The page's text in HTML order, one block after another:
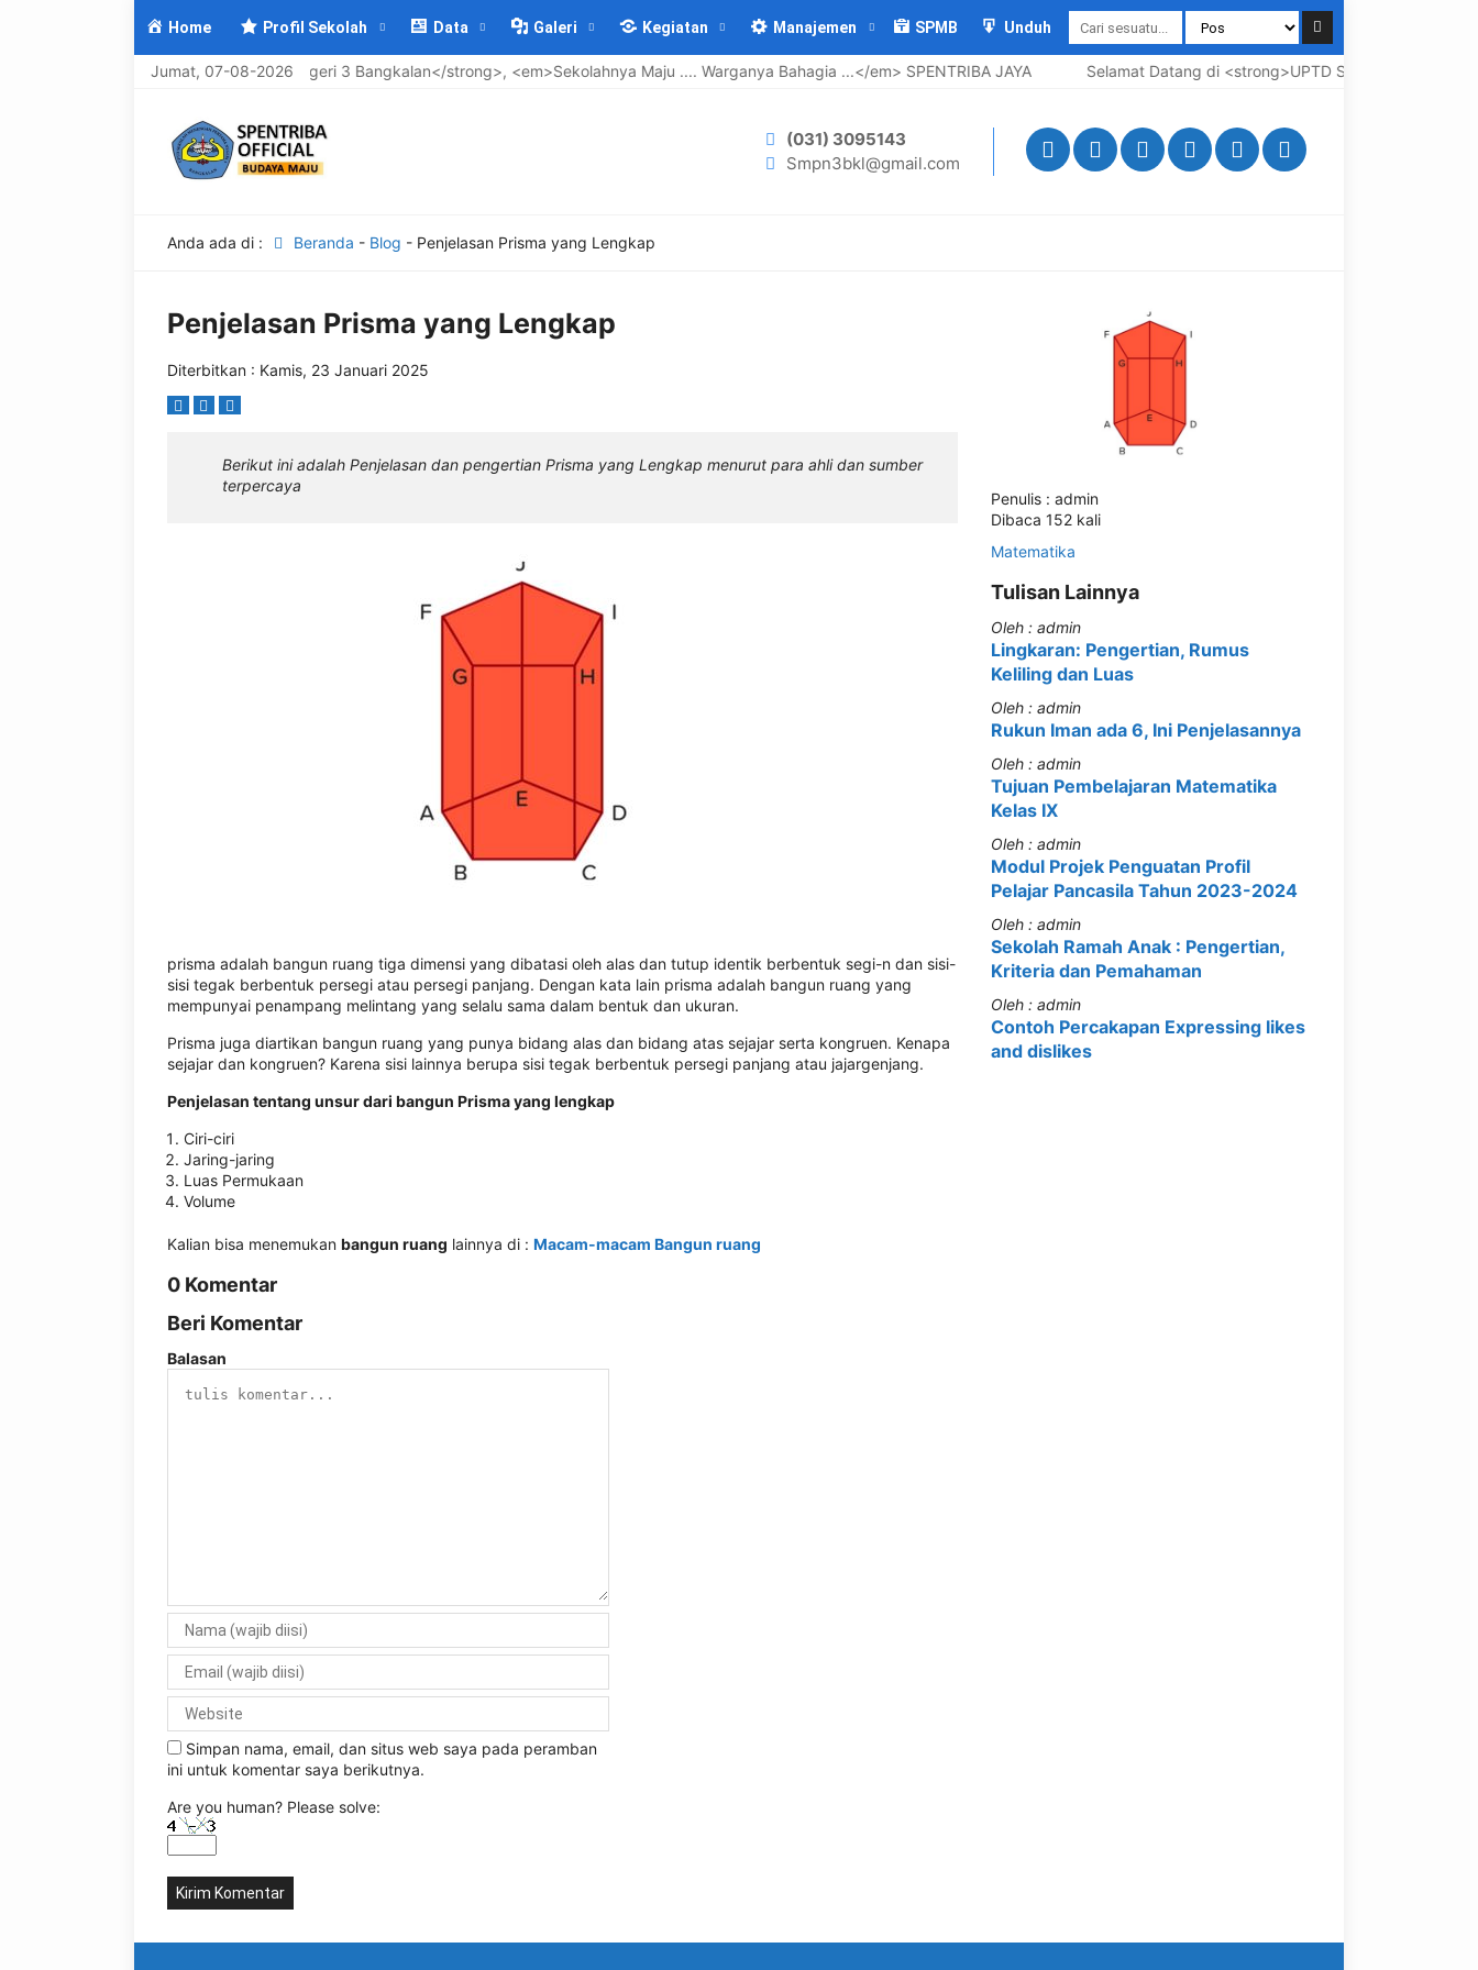
Home Profil Sekolah Data Galeri Kegiatan Manajemen SPMB Unduh
Jumat, 07-08-2026
Datang di <strong>UPTD SMP Negeri 3 Bangkalan</strong>, <em>Sekolahnya Maju .... Warganya Bahagia ...</em> SPENTRIBA JAYA Selamat Datang di <strong>UPTD SMP Negeri 3
(031) 3095143
Smpn3bkl@gmail.com
Anda ada di : Beranda - Blog - Penjelasan Prisma yang Lengkap
Penjelasan Prisma yang Lengkap
Diterbitkan : Kamis, 23 Januari 2025
Berikut ini adalah Penjelasan dan pengertian Prisma yang Lengkap menurut para ahli dan sumber
terpercaya
prisma adalah bangun ruang tiga dimensi yang dibatasi oleh alas dan tutup identik berbentuk segi-n dan sisi-
sisi tegak berbentuk persegi atau persegi panjang. Dengan kata lain prisma adalah bangun ruang yang
mempunyai penampang melintang yang selalu sama dalam bentuk dan ukuran.
Prisma juga diartikan bangun ruang yang punya bidang alas dan bidang atas sejajar serta kongruen. Kenapa
sejajar dan kongruen? Karena sisi lainnya berupa sisi tegak berbentuk persegi panjang atau jajargenjang.
Penjelasan tentang unsur dari bangun Prisma yang lengkap
Ciri-ciri
Jaring-jaring
Luas Permukaan
Volume
Kalian bisa menemukan bangun ruang lainnya di : Macam-macam Bangun ruang
0 Komentar
Beri Komentar
Balasan
Simpan nama, email, dan situs web saya pada peramban
ini untuk komentar saya berikutnya.
Are you human? Please solve:
Penulis : admin
Dibaca 152 kali
Matematika
Tulisan Lainnya
Oleh : admin
Lingkaran: Pengertian, Rumus
Keliling dan Luas
Oleh : admin
Rukun Iman ada 6, Ini Penjelasannya
Oleh : admin
Tujuan Pembelajaran Matematika
Kelas IX
Oleh : admin
Modul Projek Penguatan Profil
Pelajar Pancasila Tahun 2023-2024
Oleh : admin
Sekolah Ramah Anak : Pengertian,
Kriteria dan Pemahaman
Oleh : admin
Contoh Percakapan Expressing likes
and dislikes